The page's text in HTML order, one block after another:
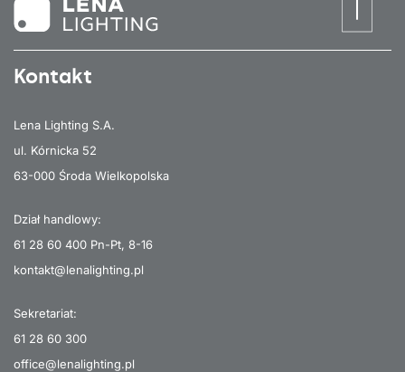
Kontakt
Lena Lighting S.A.
ul. Kórnicka 52
63-000 Środa Wielkopolska
Dział handlowy:
61 28 60 400 Pn-Pt, 8-16
kontakt@lenalighting.pl
Sekretariat:
61 28 60 300
office@lenalighting.pl